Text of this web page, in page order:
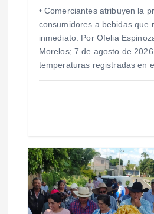
• Comerciantes atribuyen la
consumidores a bebidas que
inmediato. Por Ofelia
Morelos; 7 de agosto de
temperaturas registradas en